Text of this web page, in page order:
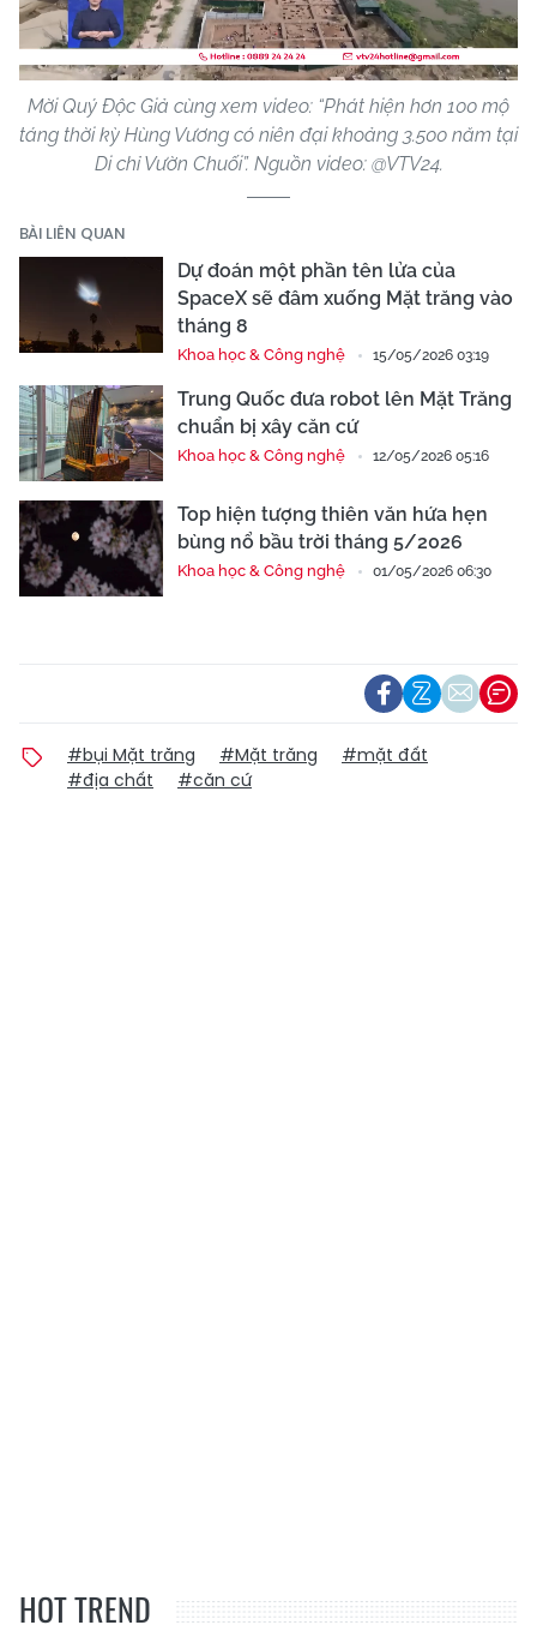
Video
Mời Quý Độc Giả cùng xem video: “Phát hiện hơn 100 mộ
táng thời kỳ Hùng Vương có niên đại khoảng 3.500 năm tại
Di chỉ Vườn Chuối”. Nguồn video: @VTV24.
BÀI LIÊN QUAN
Dự đoán một phần tên lửa của
SpaceX sẽ đâm xuống Mặt trăng vào
tháng 8
Khoa học & Công nghệ 15/05/2026 03:19
Trung Quốc đưa robot lên Mặt Trăng
chuẩn bị xây căn cứ
Khoa học & Công nghệ 12/05/2026 05:16
Top hiện tượng thiên văn hứa hẹn
bùng nổ bầu trời tháng 5/2026
Khoa học & Công nghệ 01/05/2026 06:30
#bụi Mặt trăng #Mặt trăng
#mặt đất
#địa chất
#căn cứ
HOT TREND